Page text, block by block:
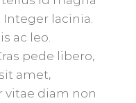
lacinia.
ac leo.
pede libero,
amet,
vitae diam non